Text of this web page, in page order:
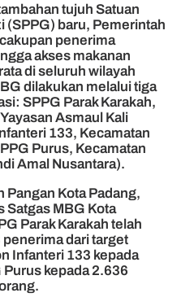
tujuh Satuan
(SPPG) baru, Pemerintah
penerima
akses makanan
di seluruh wilayah
dilakukan melalui tiga
SPPG Parak Karakah,
Asmaul Kali
133, Kecamatan
Purus, Kecamatan
Amal Nusantara).
Pangan Kota Padang,
Satgas MBG Kota
Parak Karakah telah
dari target
Infanteri 133 kepada
kepada 2.636